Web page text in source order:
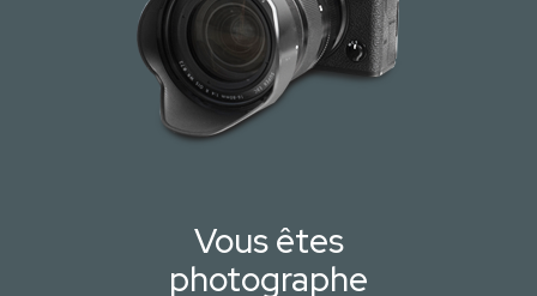
Vous êtes
photographe